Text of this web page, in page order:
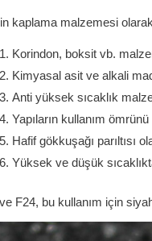
kaplama malzemesi
Korindon, boksit vb.
Kimyasal asit ve alkali
Anti yüksek sıcaklık
Yapıların kullanım ömrünü
Hafif gökkuşağı parıltısı
Yüksek ve düşük
F24, bu kullanım için